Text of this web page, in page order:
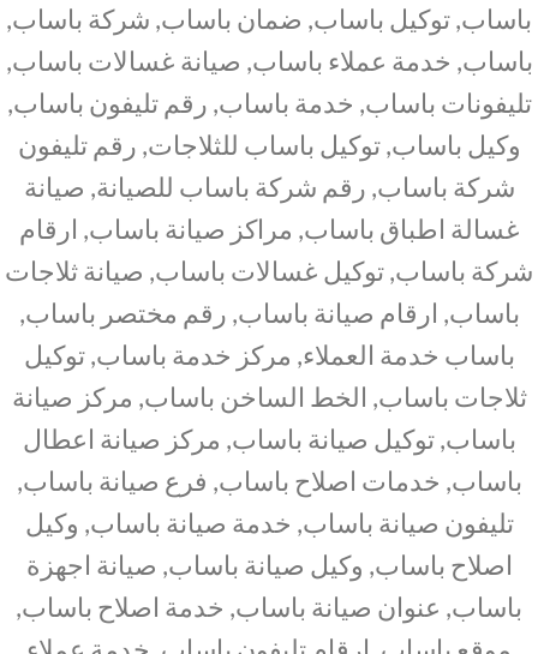
باساب, توكيل باساب, ضمان باساب, شركة باساب,
باساب, خدمة عملاء باساب, صيانة غسالات باساب,
تليفونات باساب, خدمة باساب, رقم تليفون باساب,
وكيل باساب, توكيل باساب للثلاجات, رقم تليفون
شركة باساب, رقم شركة باساب للصيانة, صيانة
غسالة اطباق باساب, مراكز صيانة باساب, ارقام
شركة باساب, توكيل غسالات باساب, صيانة ثلاجات
باساب, ارقام صيانة باساب, رقم مختصر باساب,
باساب خدمة العملاء, مركز خدمة باساب, توكيل
ثلاجات باساب, الخط الساخن باساب, مركز صيانة
باساب, توكيل صيانة باساب, مركز صيانة اعطال
باساب, خدمات اصلاح باساب, فرع صيانة باساب,
تليفون صيانة باساب, خدمة صيانة باساب, وكيل
اصلاح باساب, وكيل صيانة باساب, صيانة اجهزة
باساب, عنوان صيانة باساب, خدمة اصلاح باساب,